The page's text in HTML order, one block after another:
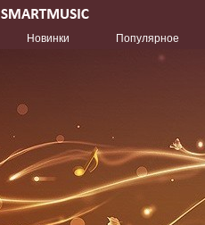
Новинки Популярное